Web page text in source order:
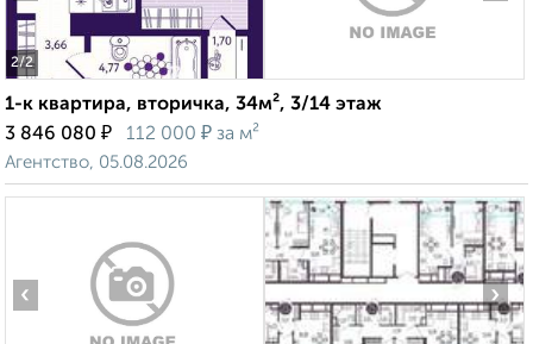
2/2
1-к квартира, вторичка, 34м², 3/14 этаж
3 846 080 ₽ 112 000 ₽ за м²
Агентство, 05.08.2026
‹ ›